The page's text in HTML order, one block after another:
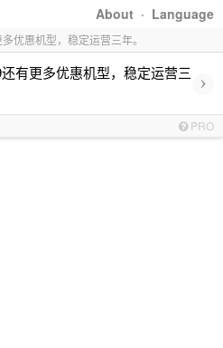
About · Language
优惠机型，稳定运营三年。
有更多优惠机型，稳定运营三 ›
PRO